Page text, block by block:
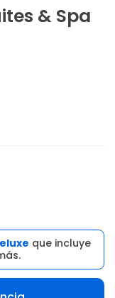
& Spa
que incluye